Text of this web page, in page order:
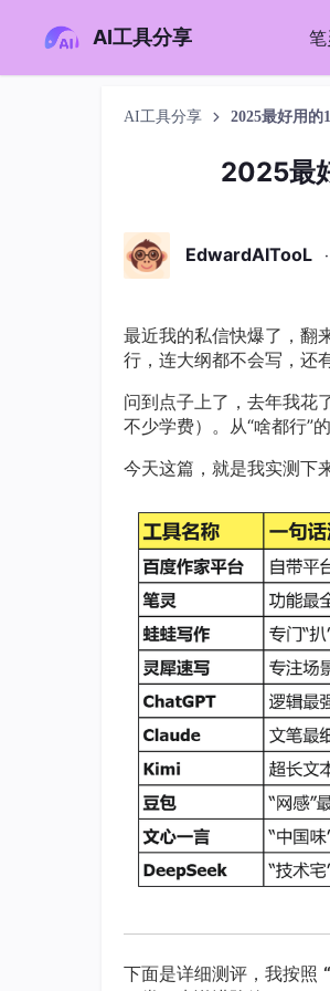
AI工具分享
AI工具分享 2025最好用的
2025最
EdwardAITooL ·
最近我的私信快爆了，翻
行，连大纲都不会写，还
问到点子上了，去年我花
不少学费）。从“啥都行”
今天这篇，就是我实测下
下面是详细测评，我按照